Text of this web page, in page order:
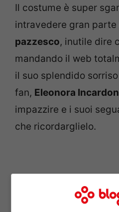
Il costume è super
intravedere gran parte
pazzesco, inutile dire
mandando il web
il suo splendido
fan, Eleonora
impazzire e i suoi
che ricordarglielo.